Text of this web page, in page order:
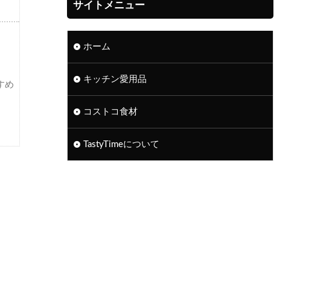
め
サイトメニュー
ホーム
キッチン愛用品
コストコ食材
TastyTimeについて